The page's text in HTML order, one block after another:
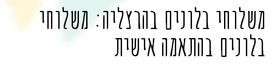
משלוחי בלונים בהרצליה: משלוחי
בלונים בהתאמה אישית